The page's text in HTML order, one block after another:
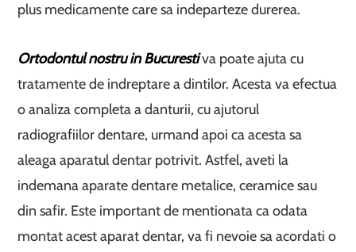
plus medicamente care sa indeparteze durerea.
Ortodontul nostru in Bucurestiva poate ajuta cu
tratamente de indreptare a dintilor. Acesta va efectua
o analiza completa a danturii, cu ajutorul
radiografiilor dentare, urmand apoi ca acesta sa
aleaga aparatul dentar potrivit. Astfel, aveti la
indemana aparate dentare metalice, ceramice sau
din safir. Este important de mentionata ca odata
montat acest aparat dentar, va fi nevoie sa acordati o